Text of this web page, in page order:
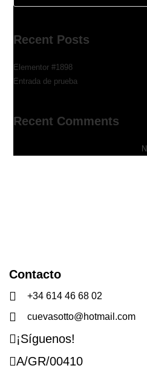
Recent Posts
Elementor #1898
Entrada de prueba
Recent Comments
Contacto
+34 614 46 68 02
cuevasotto@hotmail.com
¡Síguenos!
A/GR/00410